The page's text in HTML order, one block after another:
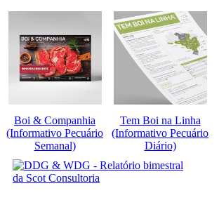
Boi & Companhia
(Informativo Pecuário
Semanal)
Tem Boi na Linha
(Informativo Pecuário
Diário)